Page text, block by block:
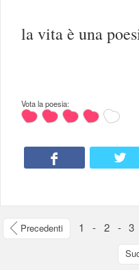
la vita è una
Vota la poesia:
Precedenti 1 - 2 - 3